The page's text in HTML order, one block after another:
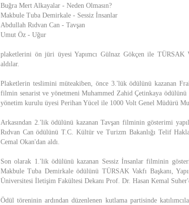
Buğra Mert Alkayalar - Neden Olmasın?
Makbule Tuba Demirkale - Sessiz İnsanlar
Abdullah Rıdvan Can - Tavşan
Umut Öz - Uğur
plaketlerini ön jüri üyesi Yapımcı Gülnaz Gökçen ile TÜRSAK
aldılar.
Plaketlerin teslimini müteakiben, önce 3.'lük ödülünü kazanan
filmin senarist ve yönetmeni Muhammed Zahid Çetinkaya
yönetim kurulu üyesi Perihan Yücel ile 1000 Volt Genel Müdürü
Arkasından 2.'lik ödülünü kazanan Tavşan filminin gösterimi
Rıdvan Can ödülünü T.C. Kültür ve Turizm Bakanlığı Telif
Cemal Okan'dan aldı.
Son olarak 1.'lik ödülünü kazanan Sessiz İnsanlar filminin
Makbule Tuba Demirkale ödülünü TÜRSAK Vakfı Başkanı,
Üniversitesi İletişim Fakültesi Dekanı Prof. Dr. Hasan Kemal
Ödül töreninin ardından düzenlenen kutlama partisinde